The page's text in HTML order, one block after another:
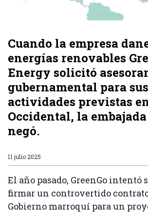
Cuando la empresa
energías renovables
Energy solicitó
gubernamental para sus
actividades previstas
Occidental, la embajada
negó.
11 julio 2025
El año pasado, GreenGo intentó
firmar un controvertido
Gobierno marroquí para un